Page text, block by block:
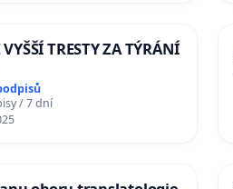
TRESTY ZA TÝRÁNÍ
/ 7 dní